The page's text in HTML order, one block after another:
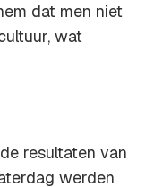
dat men niet
wat
resultaten van
werden